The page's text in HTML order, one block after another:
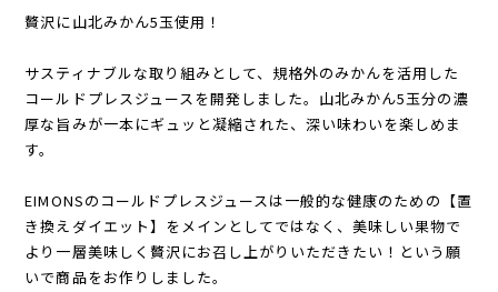
贅沢に山北みかん5玉使用！
サスティナブルな取り組みとして、規格外のみかんを活用した
コールドプレスジュースを開発しました。山北みかん5玉分の濃
厚な旨みが一本にギュッと凝縮された、深い味わいを楽しめま
す。
EIMONSのコールドプレスジュースは一般的な健康のための【置
き換えダイエット】をメインとしてではなく、美味しい果物で
より一層美味しく贅沢にお召し上がりいただきたい！という願
いで商品をお作りしました。